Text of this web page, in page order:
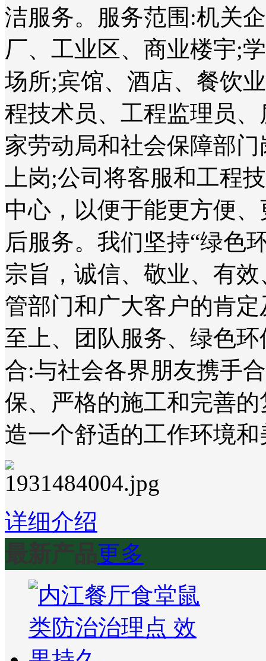
洁服务。服务范围:机关
厂、工业区、商业楼宇;
场所;宾馆、酒店、餐饮
程技术员、工程监理员
家劳动局和社会保障部
上岗;公司将客服和工程
中心，以便于能更方便
后服务。我们坚持“绿色
宗旨，诚信、敬业、有
管部门和广大客户的肯
至上、团队服务、绿色
合:与社会各界朋友携手
保、严格的施工和完善
造一个舒适的工作环境
详细介绍
最新产品更多